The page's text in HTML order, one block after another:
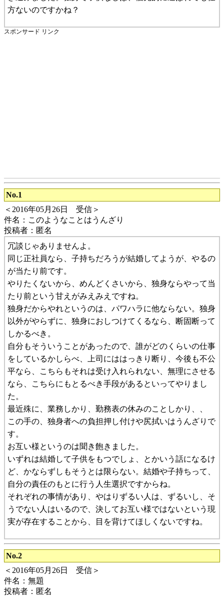
方ないのですかね？
スポンサード リンク
No.1
＜2016年05月26日 受信＞
件名：このようなことはうんざり
投稿者：匿名
冗談じゃありませんよ。
同じ正社員なら、子持ちだろうが結婚してようが、やるの
が当たり前です。
やりたくないから、めんどくさいから、独身ならやって当
たり前という甘えがみえみえですね。
独身だからやれというのは、パワハラに他ならない。独身
以外がやらずに、独身におしつけてくるなら、断固断って
しかるべき。
自分もそういうことがあったので、誰がどのくらいの仕事
をしているかしらべ、上司にははっきり断り、今後も不公
平なら、こちらもそれは受け入れられない、無理にさせる
なら、こちらにもとるべき手段があるといってやりまし
た。
最近殊に、業務しかり、勤務表の休みのことしかり、、
この手の、独身者への負担押し付けや尻拭いはうんざりで
す。
お互い様というのは聞き飽きました。
いずれは結婚して子供をもつでしょ、とかいう話になるけ
ど、かならずしもそうとは限らない。結婚や子持ちって、
自分の責任のもとに行う人生選択ですからね。
それぞれの事情があり、やはりずるい人は、ずるいし、そ
うでない人はいるので、決してお互い様ではないという現
実が存在することから、目を背けてほしくないですね。
No.2
＜2016年05月26日 受信＞
件名：無題
投稿者：匿名